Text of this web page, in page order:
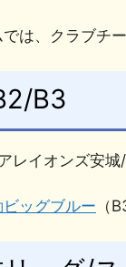
は、クラブチ
B3
レイオンズ安
ッグブルー （